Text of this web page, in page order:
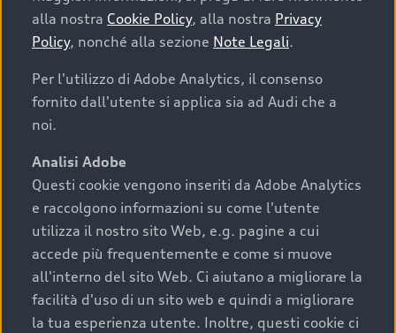
acquistare la tua prossima
auto
I requisiti fondamentali da considerare prima di
acquistare un’auto usata, oltre al prezzo e all'aspetto,
chilometraggio: un valore contenuto corrisponde a
uno stato migliore del veicolo e a una maggiore
durata nel tempo;
cronologia dei tagliandi: una documentazione
completa della vettura certifica una manutenzione
costante e accurata;
alla nostra Cookie Policy, alla nostra Privacy
Policy, nonché alla sezione Note Legali.
Per l'utilizzo di Adobe Analytics, il consenso
fornito dall'utente si applica sia ad Audi che a
noi.
Analisi Adobe
Questi cookie vengono inseriti da Adobe Analytics
e raccolgono informazioni su come l'utente
utilizza il nostro sito Web, e.g. pagine a cui
accede più frequentemente e come si muove
all'interno del sito Web. Ci aiutano a migliorare la
facilità d'uso di un sito web e quindi a migliorare
la tua esperienza utente. Inoltre, questi cookie ci